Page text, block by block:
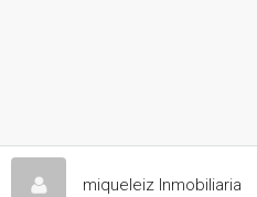
miqueleiz Inmobiliaria